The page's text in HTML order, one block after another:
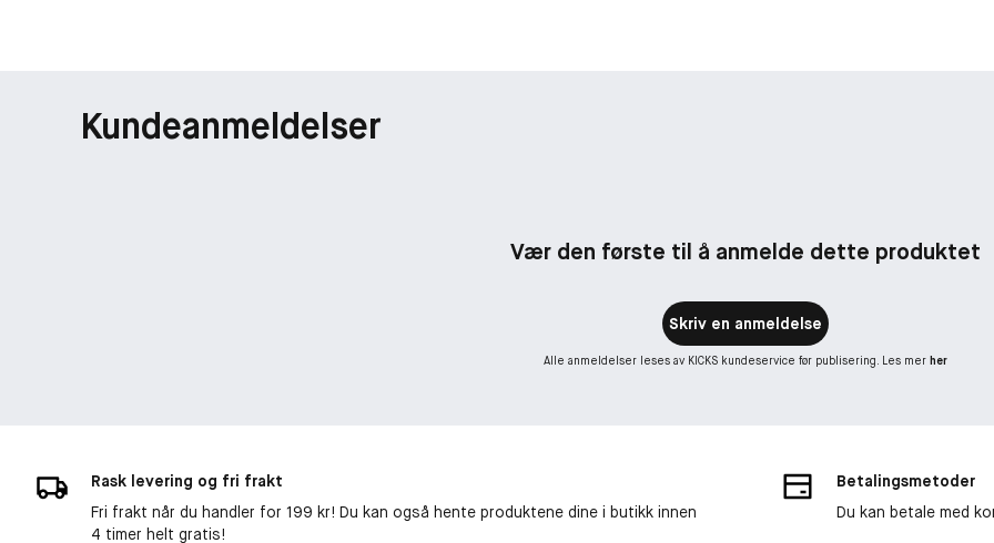
Kundeanmeldelser
Vær den første til å anmelde dette produktet
Skriv en anmeldelse
Alle anmeldelser leses av KICKS kundeservice før publisering. Les mer her
Rask levering og fri frakt
Fri frakt når du handler for 199 kr! Du kan også hente produktene dine i butikk innen
4 timer helt gratis!
Betalingsmetoder
Du kan betale med